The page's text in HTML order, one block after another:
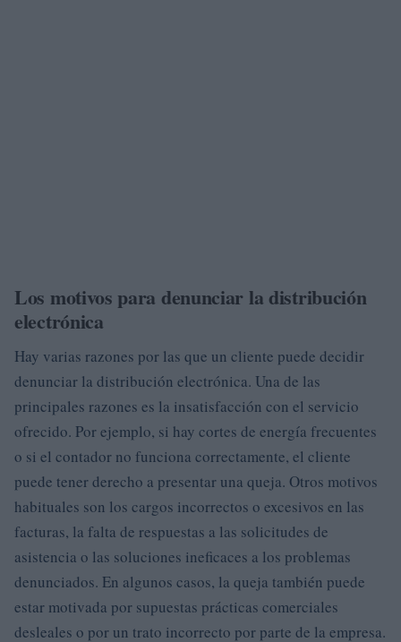
Los motivos para denunciar la distribución
electrónica
Hay varias razones por las que un cliente puede decidir
denunciar la distribución electrónica. Una de las
principales razones es la insatisfacción con el servicio
ofrecido. Por ejemplo, si hay cortes de energía frecuentes
o si el contador no funciona correctamente, el cliente
puede tener derecho a presentar una queja. Otros motivos
habituales son los cargos incorrectos o excesivos en las
facturas, la falta de respuestas a las solicitudes de
asistencia o las soluciones ineficaces a los problemas
denunciados. En algunos casos, la queja también puede
estar motivada por supuestas prácticas comerciales
desleales o por un trato incorrecto por parte de la empresa.